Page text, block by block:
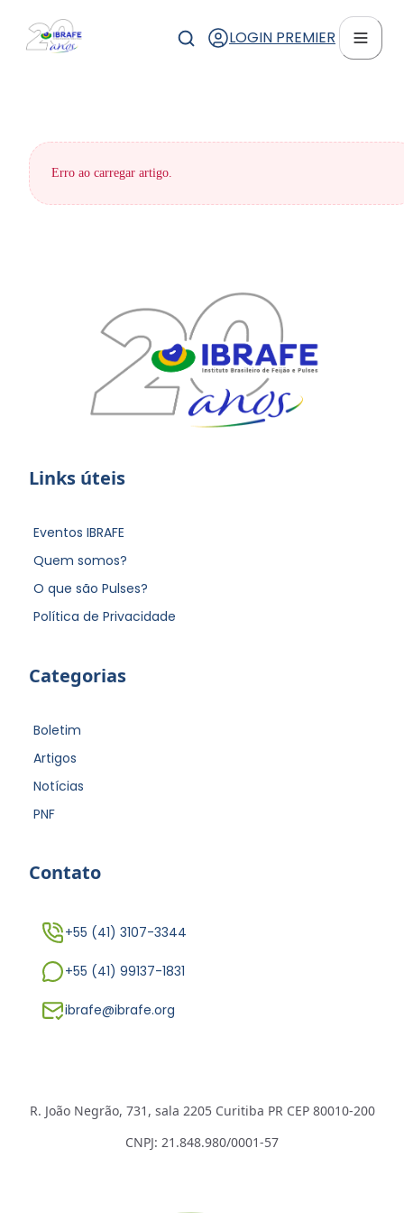
LOGIN PREMIER
Erro ao carregar artigo.
Links úteis
Eventos IBRAFE
Quem somos?
O que são Pulses?
Política de Privacidade
Categorias
Boletim
Artigos
Notícias
PNF
Contato
+55 (41) 3107-3344
+55 (41) 99137-1831
ibrafe@ibrafe.org
R. João Negrão, 731, sala 2205 Curitiba PR CEP 80010-200
CNPJ: 21.848.980/0001-57